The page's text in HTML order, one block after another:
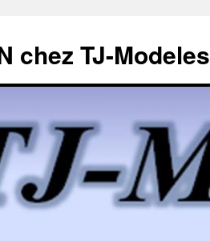
chez TJ-Modeles